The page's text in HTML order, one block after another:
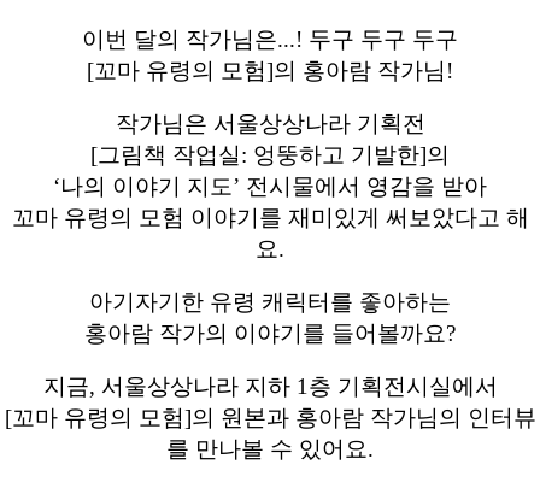
이번 달의 작가님은...! 두구 두구 두구
[꼬마 유령의 모험]의 홍아람 작가님!
작가님은 서울상상나라 기획전
[그림책 작업실: 엉뚱하고 기발한]의
‘나의 이야기 지도’ 전시물에서 영감을 받아
꼬마 유령의 모험 이야기를 재미있게 써보았다고 해
요.
아기자기한 유령 캐릭터를 좋아하는
홍아람 작가의 이야기를 들어볼까요?
지금, 서울상상나라 지하 1층 기획전시실에서
[꼬마 유령의 모험]의 원본과 홍아람 작가님의 인터뷰
를 만나볼 수 있어요.